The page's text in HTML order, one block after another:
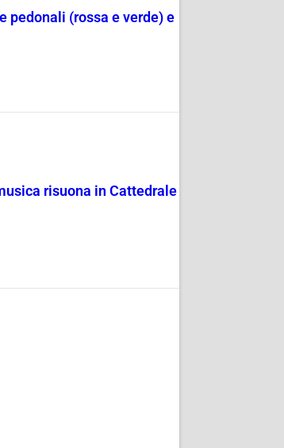
pedonali (rossa e verde) e
risuona in Cattedrale